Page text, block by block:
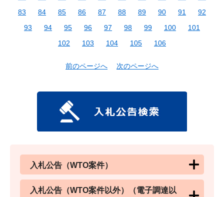
83
84 85 86 87 88 89 90 91
92
93
94 95 96 97 98 99 100
101
102
103 104 105 106
前のページへ 次のページへ
入札公告（WTO案件）
入札公告（WTO案件以外）（電子調達以